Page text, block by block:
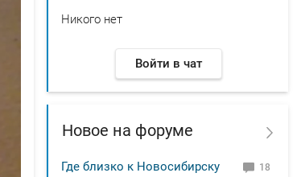
Никого нет
Войти в чат
Новое на форуме
Где близко к Новосибирску
18